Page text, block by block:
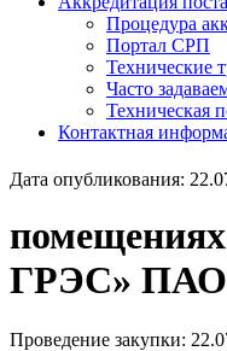
Процедура
Портал СРП
Технические
Часто
Техническая
Контактная
Дата опубликования:
ГРЭС» ПАО
Проведение закупки: